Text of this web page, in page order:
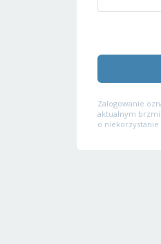
Zalogowanie
aktualnym
o niekorzystanie